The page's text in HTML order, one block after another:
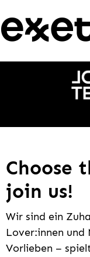
Choose
join us!
Wir sind ein
Lover:innen und
Vorlieben –